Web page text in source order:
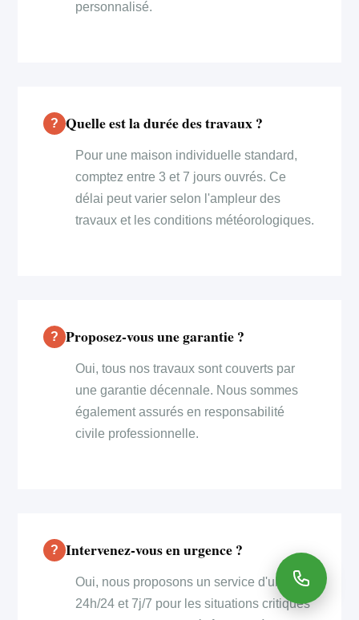
personnalisé.
Quelle est la durée des travaux ?
Pour une maison individuelle standard,
comptez entre 3 et 7 jours ouvrés. Ce
délai peut varier selon l'ampleur des
travaux et les conditions météorologiques.
Proposez-vous une garantie ?
Oui, tous nos travaux sont couverts par
une garantie décennale. Nous sommes
également assurés en responsabilité
civile professionnelle.
Intervenez-vous en urgence ?
Oui, nous proposons un service d'urgence
24h/24 et 7j/7 pour les situations critiques